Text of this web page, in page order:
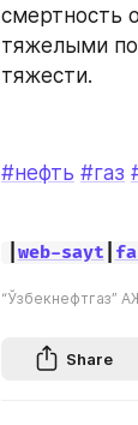
смертность
тяжелыми
тяжести.
#нефть #газ
web-sayt
“Ўзбекнефтгаз”
Share